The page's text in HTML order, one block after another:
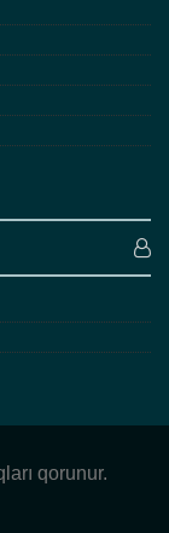
qorunur.